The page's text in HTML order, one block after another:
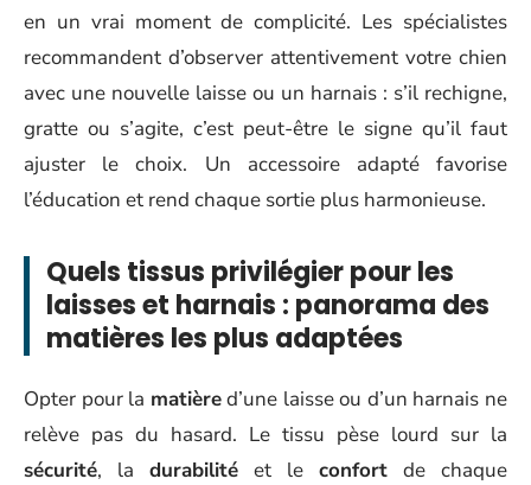
en un vrai moment de complicité. Les spécialistes
recommandent d’observer attentivement votre chien
avec une nouvelle laisse ou un harnais : s’il rechigne,
gratte ou s’agite, c’est peut-être le signe qu’il faut
ajuster le choix. Un accessoire adapté favorise
l’éducation et rend chaque sortie plus harmonieuse.
Quels tissus privilégier pour les
laisses et harnais : panorama des
matières les plus adaptées
Opter pour la matièred’une laisse ou d’un harnais ne
relève pas du hasard. Le tissu pèse lourd sur la
sécurité, la durabilité et le confort de chaque